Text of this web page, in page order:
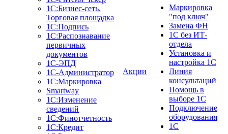
1C:Бизнес-сеть.
Торговая площадка
1С:Подпись
1С:Распознавание
первичных
документов
1С-ЭПД
1С-Администратор
1С:Маркировка
Smartway
1С:Изменение
сведений
1С:Финотчетность
1С:Кредит
Акции
Маркировка
"под ключ"
Замена ФН
1С без ИТ-
отдела
Установка и
настройка 1С
Линия
консультаций
Помощь в
выборе 1С
Подключение
оборудования
1С